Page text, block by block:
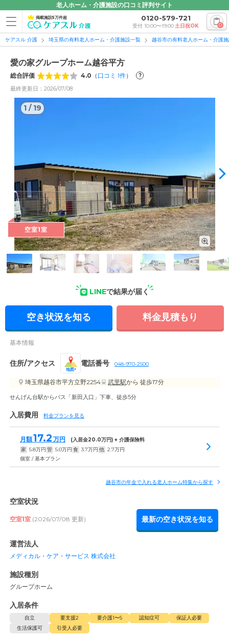
老人ホーム・介護施設の口コミ評判サイト
掲載施設5万件超 0120-579-721
受付 10:00〜19:00土日祝OK 0
ケアスル 介護 埼玉県の有料老人ホーム・介護施設一覧 越谷市の有料老人ホーム・介護
愛の家グループホーム越谷平方
総合評価 4.0 （ 口コミ 1件） ?
最終更新日：2026/07/08
1 / 19
1/19
外観: 周囲の環境となじむ色合いの平屋建ての住まいです。毎
年ツバメが巣立つ、優しい雰囲気のホームです。
空室1室
LINEで結果が届く
空き状況を知る 料金見積もり
基本情報
住所/アクセス
地図
電話番号 048-970-2500
埼玉県越谷市平方立野2254 武里駅から 徒歩17分
せんげん台駅からバス「新田入口」下車、徒歩5分
入居費用 料金プランを見る
月額17.2 万円 (入居金20.0万円) + 介護保険料
家 5.8万円 管 5.0万円 食 3.7万円 他 2.7万円
個室 / 基本プラン
越谷市の年金で入れる老人ホーム特集から探す
空室状況
空室1室 (2026/07/08 更新) 最新の空き状況を知る
運営法人
メディカル・ケア・サービス 株式会社
施設種別
グループホーム
入居条件
自立 要支援2 要介護1〜5 認知症可
保証人必要
生活保護可
引受人必要